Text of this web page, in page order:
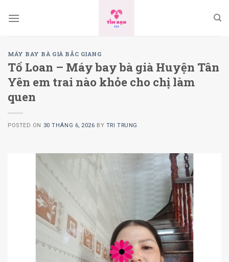
MÁY BAY BÀ GIÀ BẮC GIANG
Tố Loan – Máy bay bà già Huyện Tân
Yên em trai nào khỏe cho chị làm
quen
POSTED ON 30 THÁNG 6, 2026 BY TRI TRUNG